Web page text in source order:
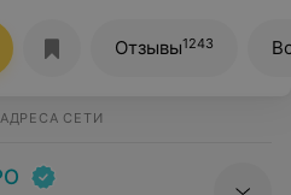
медицинский центр
большое за вашу
Отзывы1243
СЕТИ